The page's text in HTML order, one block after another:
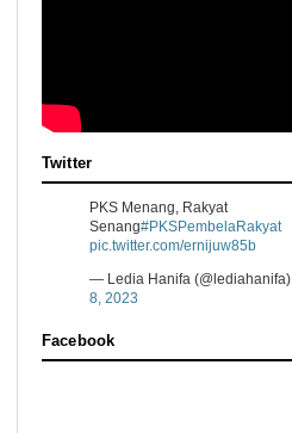
Twitter
PKS Menang, Rakyat
Senang#PKSPembelaRakyat
pic.twitter.com/ernijuw85b
— Ledia Hanifa (@lediahanifa)
8, 2023
Facebook